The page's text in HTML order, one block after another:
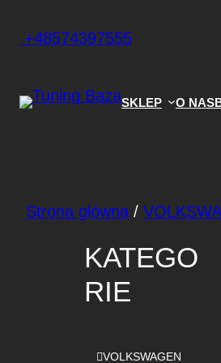
+48574397555
SKLEP O NAS
Strona główna /
KATEGO
RIE
VOLKSWAGEN